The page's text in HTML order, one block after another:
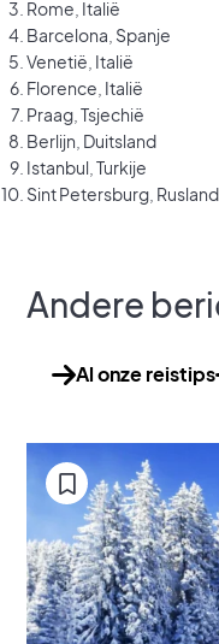
Rome, Italië
Barcelona, Spanje
Venetië, Italië
Florence, Italië
Praag, Tsjechië
Berlijn, Duitsland
Istanbul, Turkije
Sint Petersburg, Rusland
Andere
Al onze reistips